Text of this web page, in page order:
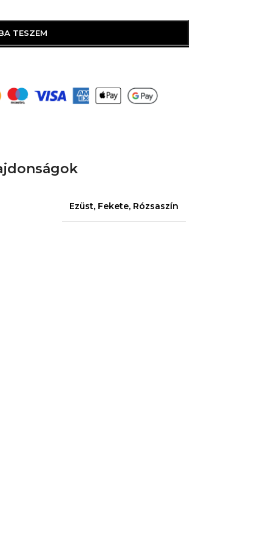
TESZEM
Ezüst, Fekete, Rózsaszín